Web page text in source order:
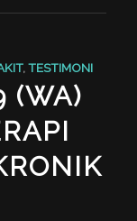
,TESTIMONI
(WA)